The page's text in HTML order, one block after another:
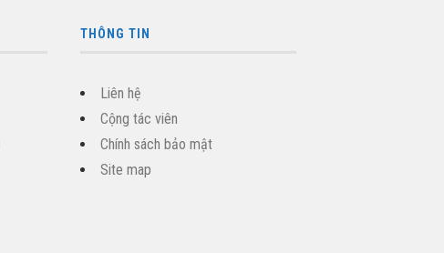
THÔNG TIN
Liên hệ
Cộng tác viên
Chính sách bảo mật
Site map